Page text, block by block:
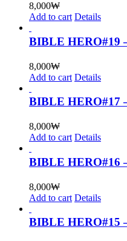
8,000₩
Add to cart Details
BIBLE HERO#19
8,000₩
Add to cart Details
BIBLE HERO#17
8,000₩
Add to cart Details
BIBLE HERO#16
8,000₩
Add to cart Details
BIBLE HERO#15